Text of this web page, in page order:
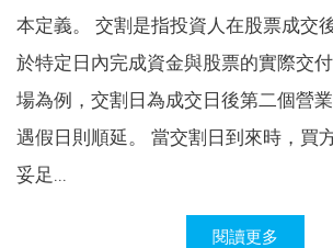
本定義。 交割是指投資人在股票成交
於特定日內完成資金與股票的實際交
場為例，交割日為成交日後第二個營
遇假日則順延。 當交割日到來時，買
妥足...
閱讀更多